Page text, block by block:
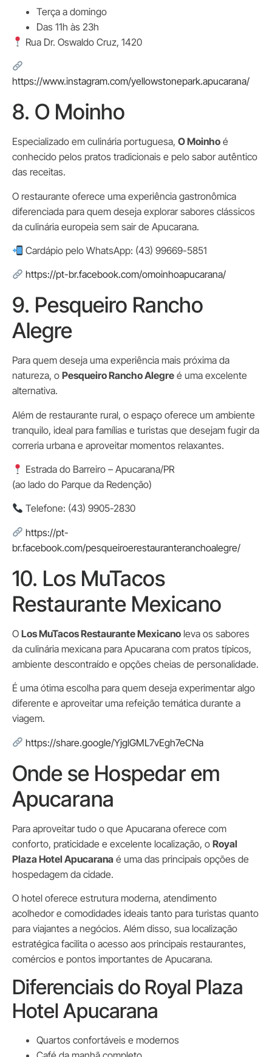
Terça a domingo
Das 11h às 23h
Rua Dr. Oswaldo Cruz, 1420
https://www.instagram.com/yellowstonepark.apucarana/
8. O Moinho
Especializado em culinária portuguesa, O Moinho é
conhecido pelos pratos tradicionais e pelo sabor autêntico
das receitas.
O restaurante oferece uma experiência gastronômica
diferenciada para quem deseja explorar sabores clássicos
da culinária europeia sem sair de Apucarana.
Cardápio pelo WhatsApp: (43) 99669-5851
https://pt-br.facebook.com/omoinhoapucarana/
9. Pesqueiro Rancho
Alegre
Para quem deseja uma experiência mais próxima da
natureza, o Pesqueiro Rancho Alegre é uma excelente
alternativa.
Além de restaurante rural, o espaço oferece um ambiente
tranquilo, ideal para famílias e turistas que desejam fugir da
correria urbana e aproveitar momentos relaxantes.
Estrada do Barreiro – Apucarana/PR
(ao lado do Parque da Redenção)
Telefone: (43) 9905-2830
https://pt-
br.facebook.com/pesqueiroerestauranteranchoalegre/
10. Los MuTacos
Restaurante Mexicano
O Los MuTacos Restaurante Mexicano leva os sabores
da culinária mexicana para Apucarana com pratos típicos,
ambiente descontraído e opções cheias de personalidade.
É uma ótima escolha para quem deseja experimentar algo
diferente e aproveitar uma refeição temática durante a
viagem.
https://share.google/YjglGML7vEgh7eCNa
Onde se Hospedar em
Apucarana
Para aproveitar tudo o que Apucarana oferece com
conforto, praticidade e excelente localização, o Royal
Plaza Hotel Apucarana é uma das principais opções de
hospedagem da cidade.
O hotel oferece estrutura moderna, atendimento
acolhedor e comodidades ideais tanto para turistas quanto
para viajantes a negócios. Além disso, sua localização
estratégica facilita o acesso aos principais restaurantes,
comércios e pontos importantes de Apucarana.
Diferenciais do Royal Plaza
Hotel Apucarana
Quartos confortáveis e modernos